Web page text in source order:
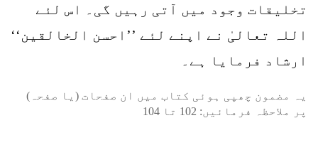
تخلیقات وجود میں آتی رہیں گی۔ اس لئے
اللہ تعالیٰ نے اپنے لئے ’’احسن الخالقین‘‘
ارشاد فرمایا ہے۔
یہ مضمون چھپی ہوئی کتاب میں ان صفحات (یا صفحہ)
پر ملاحظہ فرمائیں: 102 تا 104